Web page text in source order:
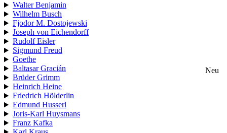
Walter Benjamin
Wilhelm Busch
Fjodor M. Dostojewski
Joseph von Eichendorff
Rudolf Eisler
Sigmund Freud
Goethe
Baltasar Gracián
Neu
Brüder Grimm
Heinrich Heine
Friedrich Hölderlin
Edmund Husserl
Joris-Karl Huysmans
Franz Kafka